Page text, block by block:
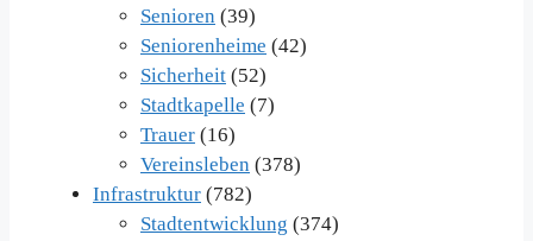
Senioren (39)
Seniorenheime (42)
Sicherheit (52)
Stadtkapelle (7)
Trauer (16)
Vereinsleben (378)
Infrastruktur (782)
Stadtentwicklung (374)